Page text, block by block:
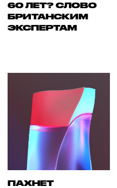
60 ЛЕТ? СЛОВО
БРИТАНСКИМ
ЭКСПЕРТАМ
ПАХНЕТ